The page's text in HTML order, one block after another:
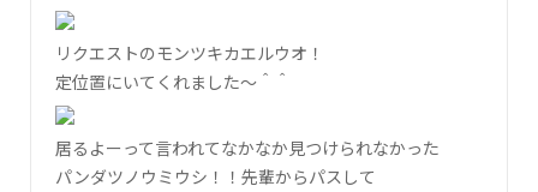
リクエストのモンツキカエルウオ！
定位置にいてくれました～＾＾
居るよーって言われてなかなか見つけられなかった
パンダツノウミウシ！！先輩からパスして